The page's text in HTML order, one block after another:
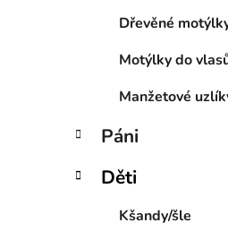
Dřevěné
Motýlky do
Manžetové
Páni
Děti
Kšandy/šle